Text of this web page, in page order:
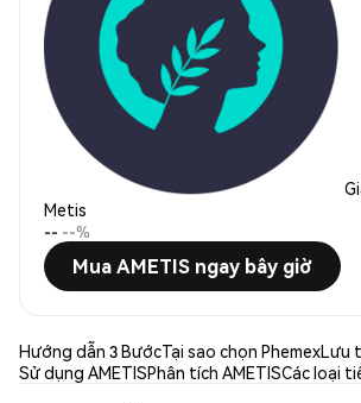
Metis
-- --%
Mua AMETIS ngay bây giờ
Hướng dẫn 3 BướcTại sao chọn PhemexLưu
Sử dụng AMETISPhân tích AMETISCác loại